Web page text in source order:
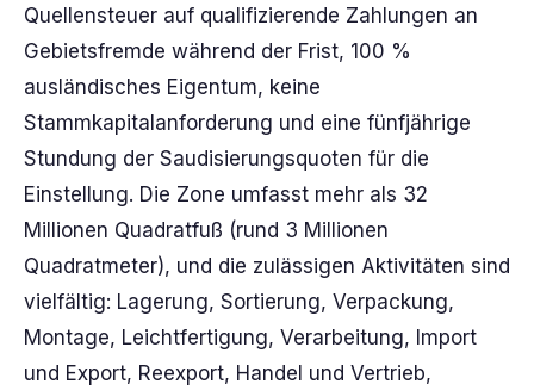
Quellensteuer auf qualifizierende Zahlungen an
Gebietsfremde während der Frist, 100 %
ausländisches Eigentum, keine
Stammkapitalanforderung und eine fünfjährige
Stundung der Saudisierungsquoten für die
Einstellung. Die Zone umfasst mehr als 32
Millionen Quadratfuß (rund 3 Millionen
Quadratmeter), und die zulässigen Aktivitäten sind
vielfältig: Lagerung, Sortierung, Verpackung,
Montage, Leichtfertigung, Verarbeitung, Import
und Export, Reexport, Handel und Vertrieb,